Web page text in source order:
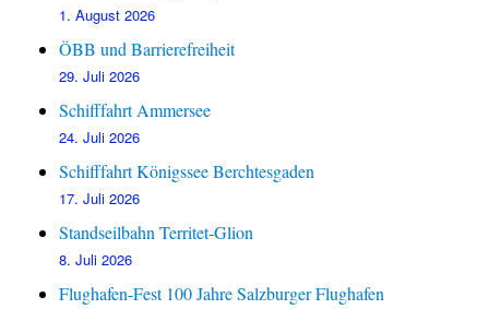
1. August 2026
ÖBB und Barrierefreiheit
29. Juli 2026
Schifffahrt Ammersee
24. Juli 2026
Schifffahrt Königssee Berchtesgaden
17. Juli 2026
Standseilbahn Territet-Glion
8. Juli 2026
Flughafen-Fest 100 Jahre Salzburger Flughafen